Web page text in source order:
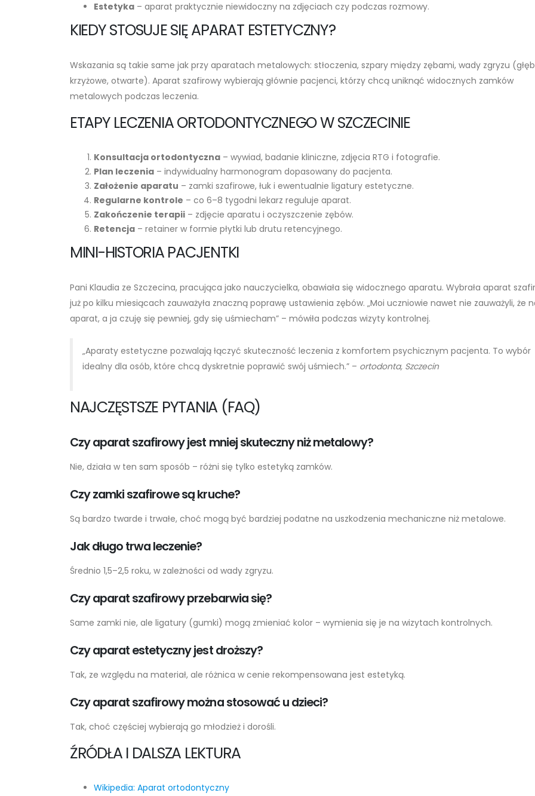
Estetyka – aparat praktycznie niewidoczny na zdjęciach czy podczas rozmowy.
KIEDY STOSUJE SIĘ APARAT ESTETYCZNY?
Wskazania są takie same jak przy aparatach metalowych: stłoczenia, szpary między zębami, wady zgryzu
krzyżowe, otwarte). Aparat szafirowy wybierają głównie pacjenci, którzy chcą uniknąć widocznych zamków
metalowych podczas leczenia.
ETAPY LECZENIA ORTODONTYCZNEGO W SZCZECINIE
Konsultacja ortodontyczna – wywiad, badanie kliniczne, zdjęcia RTG i fotografie.
Plan leczenia – indywidualny harmonogram dopasowany do pacjenta.
Założenie aparatu – zamki szafirowe, łuk i ewentualnie ligatury estetyczne.
Regularne kontrole – co 6–8 tygodni lekarz reguluje aparat.
Zakończenie terapii – zdjęcie aparatu i oczyszczenie zębów.
Retencja – retainer w formie płytki lub drutu retencyjnego.
MINI-HISTORIA PACJENTKI
Pani Klaudia ze Szczecina, pracująca jako nauczycielka, obawiała się widocznego aparatu. Wybrała aparat
już po kilku miesiącach zauważyła znaczną poprawę ustawienia zębów. „Moi uczniowie nawet nie zauważyli, że
aparat, a ja czuję się pewniej, gdy się uśmiecham” – mówiła podczas wizyty kontrolnej.
„Aparaty estetyczne pozwalają łączyć skuteczność leczenia z komfortem psychicznym pacjenta. To wybór
idealny dla osób, które chcą dyskretnie poprawić swój uśmiech.” – ortodonta, Szczecin
NAJCZĘSTSZE PYTANIA (FAQ)
Czy aparat szafirowy jest mniej skuteczny niż metalowy?
Nie, działa w ten sam sposób – różni się tylko estetyką zamków.
Czy zamki szafirowe są kruche?
Są bardzo twarde i trwałe, choć mogą być bardziej podatne na uszkodzenia mechaniczne niż metalowe.
Jak długo trwa leczenie?
Średnio 1,5–2,5 roku, w zależności od wady zgryzu.
Czy aparat szafirowy przebarwia się?
Same zamki nie, ale ligatury (gumki) mogą zmieniać kolor – wymienia się je na wizytach kontrolnych.
Czy aparat estetyczny jest droższy?
Tak, ze względu na materiał, ale różnica w cenie rekompensowana jest estetyką.
Czy aparat szafirowy można stosować u dzieci?
Tak, choć częściej wybierają go młodzież i dorośli.
ŹRÓDŁA I DALSZA LEKTURA
Wikipedia: Aparat ortodontyczny